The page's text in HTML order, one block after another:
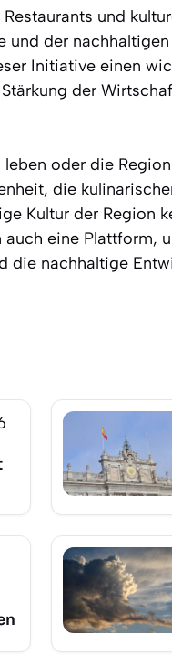
und
der
Initiative einen
der
oder die
die
Kultur der Region
eine Plattform,
die nachhaltige